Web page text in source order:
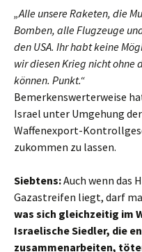
„Alle unsere Raketen, die
Bomben, alle Flugzeuge
den USA. Ihr habt keine
wir diesen Krieg nicht ohne
können. Punkt.“
Bemerkenswerterweise
Israel unter Umgehung
Waffenexport-
zukommen zu lassen.
Siebtens:Auch wenn das
Gazastreifen liegt, darf
was sich gleichzeitig im
Israelische Siedler, die
zusammenarbeiten,